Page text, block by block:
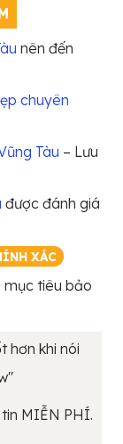
nên đến
chuyên
Tàu – Lưu
được đánh giá
XÁC
mục tiêu bảo
hơn khi nói
MIỄN PHÍ.